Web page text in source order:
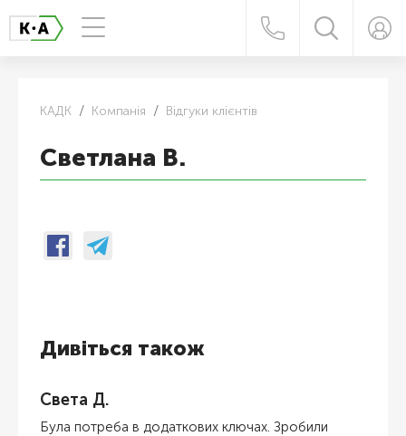
КАДК Компанія Відгуки клієнтів
Светлана В.
Дивіться також
Света Д.
Була потреба в додаткових ключах. Зробили